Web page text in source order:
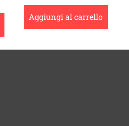
Aggiungi al carrello